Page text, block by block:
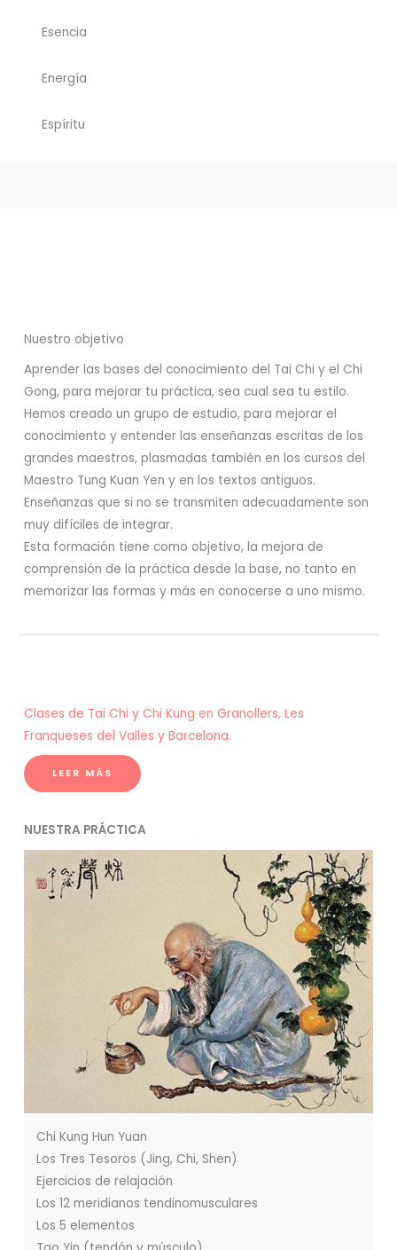
Esencia
Energía
Espíritu
Nuestro objetivo
Aprender las bases del conocimiento del Tai Chi y el Chi
Gong, para mejorar tu práctica, sea cual sea tu estilo.
Hemos creado un grupo de estudio, para mejorar el
conocimiento y entender las enseñanzas escritas de los
grandes maestros, plasmadas también en los cursos del
Maestro Tung Kuan Yen y en los textos antiguos.
Enseñanzas que si no se transmiten adecuadamente son
muy difíciles de integrar.
Esta formación tiene como objetivo, la mejora de
comprensión de la práctica desde la base, no tanto en
memorizar las formas y más en conocerse a uno mismo.
Clases de Tai Chi y Chi Kung en Granollers, Les
Franqueses del Valles y Barcelona.
LEER MÁS
NUESTRA PRÁCTICA
Chi Kung Hun Yuan
Los Tres Tesoros (Jing, Chi, Shen)
Ejercicios de relajación
Los 12 meridianos tendinomusculares
Los 5 elementos